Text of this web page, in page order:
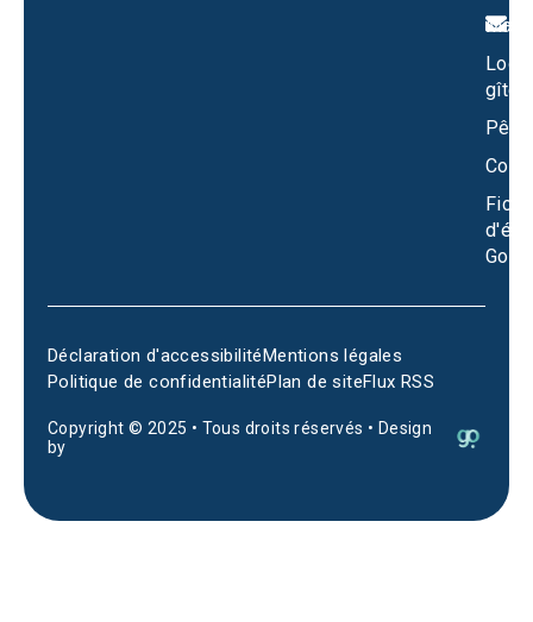
gîtes
Fiche
Copyright © 2025 • Tous droits réservés • Design
by
Déclaration d'accessibilitéMentions légales
Politique de confidentialitéPlan de siteFlux RSS